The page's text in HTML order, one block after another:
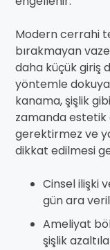
Modern cerrahi
bırakmayan
daha küçük giriş
yöntemle
kanama, şişlik
zamanda estetik
gerektirmez ve
dikkat edilmesi
Cinsel ilişki
gün ara
Ameliyat
şişlik